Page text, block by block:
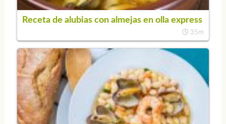
Receta de alubias con almejas en olla express
35m